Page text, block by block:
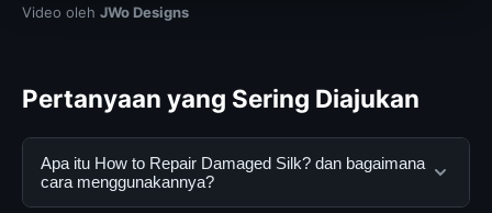
Video oleh JWo Designs
Pertanyaan yang Sering Diajukan
Apa itu How to Repair Damaged Silk? dan bagaimana
cara menggunakannya?